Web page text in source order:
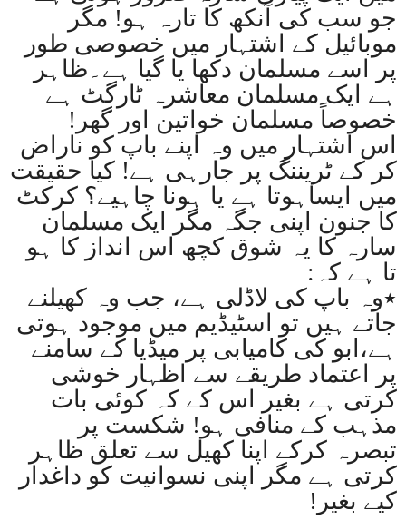
جو سب کی آنکھ کا تارہ ہو! مگر
موبائیل کے اشتہار میں خصوصی طور
پر اسے مسلمان دکھا یا گیا ہے۔ظاہر
ہے ایک مسلمان معاشرہ ٹارگٹ ہے
خصوصاً مسلمان خواتین اور گھر !
اس اشتہار میں وہ اپنے باپ کو ناراض
کر کے ٹریننگ پر جارہی ہے! کیا حقیقت
میں ایساہوتا ہے یا ہونا چاہیے؟ کرکٹ
کا جنون اپنی جگہ مگر ایک مسلمان
سارہ کا یہ شوق کچھ اس انداز کا ہو
تا ہے کہ :
٭وہ باپ کی لاڈلی ہے، جب وہ کھیلنے
جاتے ہیں تو اسٹیڈیم میں موجود ہوتی
ہے،ابو کی کامیابی پر میڈیا کے سامنے
پر اعتماد طریقے سے اظہار خوشی
کرتی ہے بغیر اس کے کہ کوئی بات
مذہب کے منافی ہو! شکست پر
تبصرہ کرکے اپنا کھیل سے تعلق ظاہر
کرتی ہے مگر اپنی نسوانیت کو داغدار
کیے بغیر !